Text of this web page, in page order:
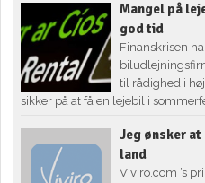
Mangel på
god tid
Finanskrisen
til rådighed i
sikker på at få en lejebil i
Jeg ønsker
land
Viviro.com ’s